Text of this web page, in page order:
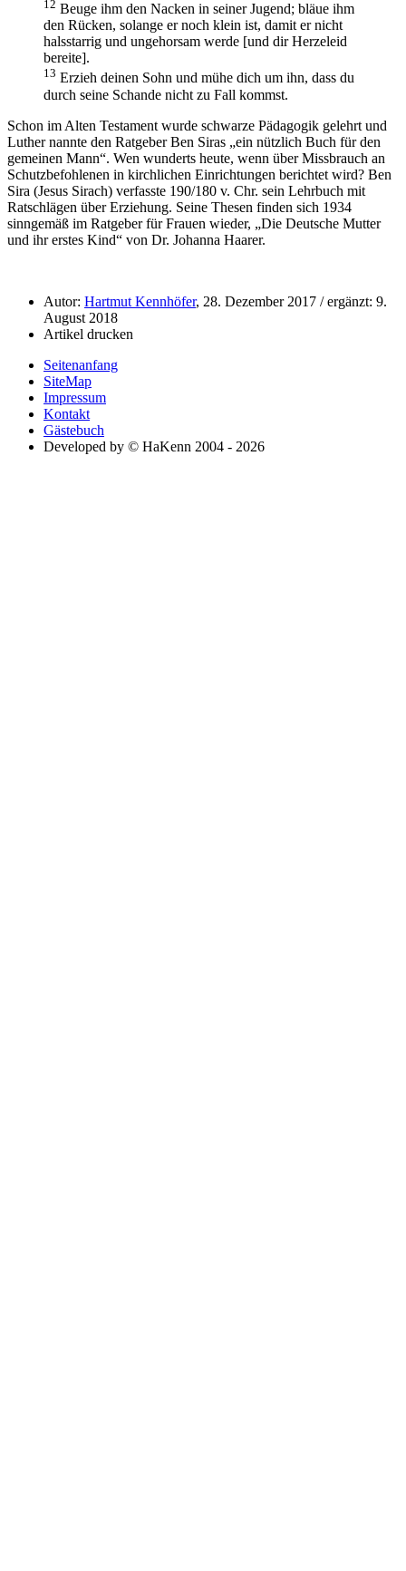
12 Beuge ihm den Nacken in seiner Jugend; bläue ihm
den Rücken, solange er noch klein ist, damit er nicht
halsstarrig und ungehorsam werde [und dir Herzeleid
bereite].
13 Erzieh deinen Sohn und mühe dich um ihn, dass du
durch seine Schande nicht zu Fall kommst.
Schon im Alten Testament wurde schwarze Pädagogik gelehrt und
Luther nannte den Ratgeber Ben Siras
ein nützlich Buch für den
gemeinen Mann . Wen wunderts heute, wenn über Missbrauch an
Schutzbefohlenen in kirchlichen Einrichtungen berichtet wird? Ben
Sira (Jesus Sirach) verfasste 190/180 v. Chr. sein Lehrbuch mit
Ratschlägen über Erziehung. Seine Thesen finden sich 1934
sinngemäß im Ratgeber für Frauen wieder,
Die Deutsche Mutter
und ihr erstes Kind
von Dr. Johanna Haarer.
Autor: Hartmut Kennhöfer, 28. Dezember 2017 / ergänzt: 9.
August 2018
Artikel drucken
Seitenanfang
SiteMap
Impressum
Kontakt
Gästebuch
Developed by © HaKenn 2004 - 2026